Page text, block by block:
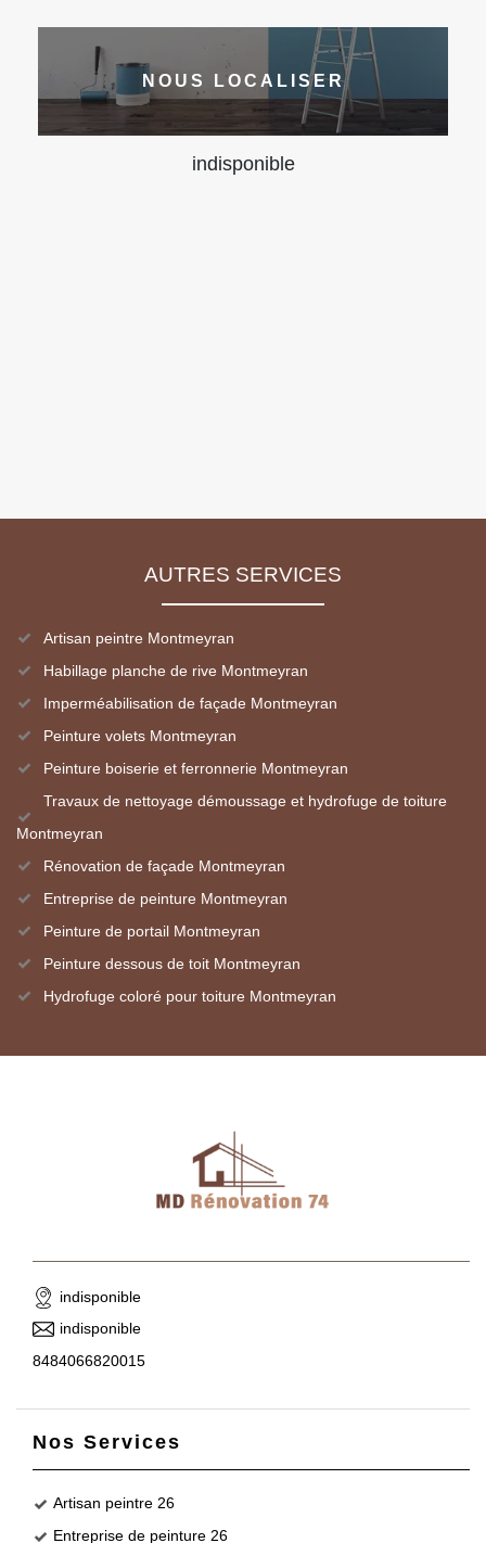
NOUS LOCALISER
indisponible
AUTRES SERVICES
Artisan peintre Montmeyran
Habillage planche de rive Montmeyran
Imperméabilisation de façade Montmeyran
Peinture volets Montmeyran
Peinture boiserie et ferronnerie Montmeyran
Travaux de nettoyage démoussage et hydrofuge de toiture
Montmeyran
Rénovation de façade Montmeyran
Entreprise de peinture Montmeyran
Peinture de portail Montmeyran
Peinture dessous de toit Montmeyran
Hydrofuge coloré pour toiture Montmeyran
indisponible
indisponible
8484066820015
Nos Services
Artisan peintre 26
Entreprise de peinture 26